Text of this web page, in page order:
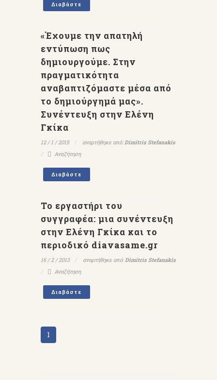
Διαβάστε
«Έχουμε την απατηλή
εντύπωση πως
δημιουργούμε. Στην
πραγματικότητα
αναβαπτιζόμαστε μέσα από
το δημιούργημά μας».
Συνέντευξη στην Ελένη
Γκίκα
12 / 1 / 2015 αναρτήθηκε από:Dimitris Stefanakis
Αναζήτηση
Διαβάστε
Το εργαστήρι του
συγγραφέα: μια συνέντευξη
στην Ελένη Γκίκα και το
περιοδικό diavasame.gr
16 / 2 / 2013 αναρτήθηκε από:Dimitris Stefanakis
Αναζήτηση
Διαβάστε
1